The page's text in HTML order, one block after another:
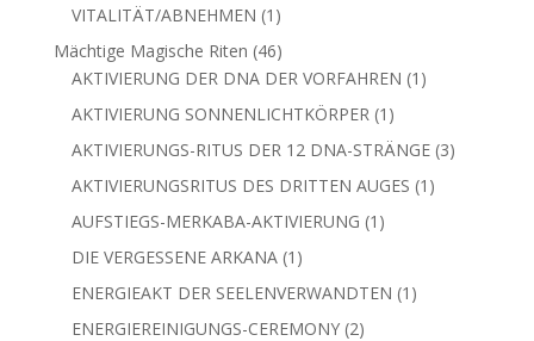
VITALITÄT/ABNEHMEN 1 1
Produkt
Mächtige Magische Riten 4646
Produkte
AKTIVIERUNG DER DNA DER VORFAHREN 1 1
AKTIVIERUNG SONNENLICHTKÖRPER 1 1
Produkt
AKTIVIERUNGS-RITUS DER 12 DNA-STRÄNGE 33
AKTIVIERUNGSRITUS DES DRITTEN AUGES 1 1
AUFSTIEGS-MERKABA-AKTIVIERUNG 1 1
DIE VERGESSENE ARKANA 1 1
Produkt
ENERGIEAKT DER SEELENVERWANDTEN 1 1
ENERGIEREINIGUNGS-CEREMONY 22